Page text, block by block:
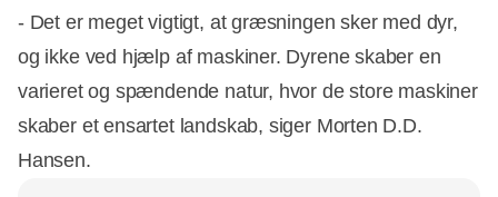
- Det er meget vigtigt, at græsningen sker med dyr,
og ikke ved hjælp af maskiner. Dyrene skaber en
varieret og spændende natur, hvor de store maskiner
skaber et ensartet landskab, siger Morten D.D.
Hansen.